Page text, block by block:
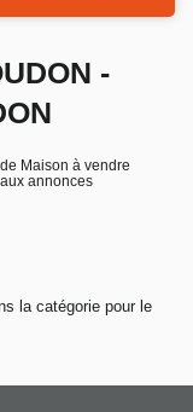
-
Maison à vendre
annonces
la catégorie pour le